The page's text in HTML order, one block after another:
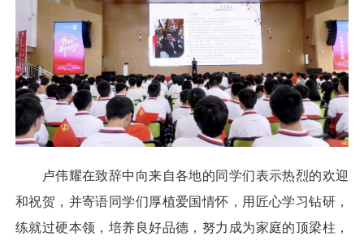
卢伟耀在致辞中向来自各地的同学们表示热烈的欢迎
和祝贺，并寄语同学们厚植爱国情怀，用匠心学习钻研，
练就过硬本领，培养良好品德，努力成为家庭的顶梁柱，